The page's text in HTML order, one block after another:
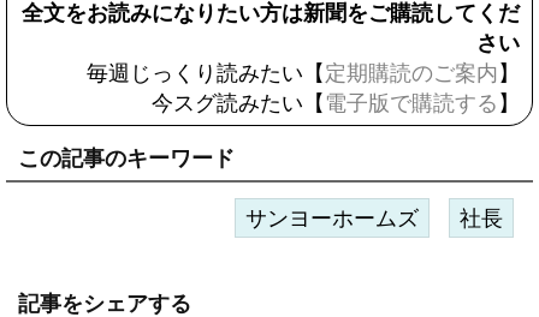
全文をお読みになりたい方は新聞をご購読してくだ
さい
毎週じっくり読みたい【 定期購読のご案内 】
今スグ読みたい【 電子版で購読する 】
この記事のキーワード
サンヨーホームズ 社長
記事をシェアする